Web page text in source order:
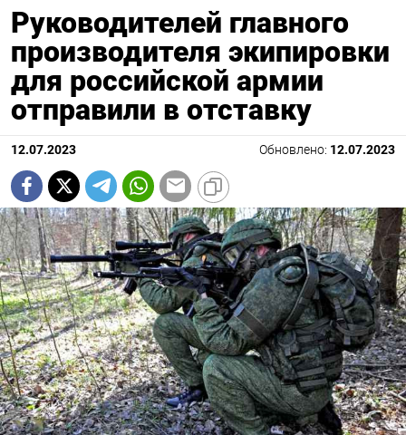
Руководителей главного
производителя экипировки
для российской армии
отправили в отставку
12.07.2023 Обновлено: 12.07.2023